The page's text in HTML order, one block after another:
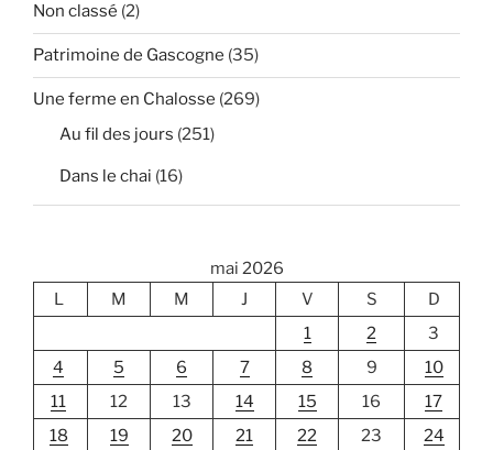
Non classé (2)
Patrimoine de Gascogne (35)
Une ferme en Chalosse (269)
Au fil des jours (251)
Dans le chai (16)
mai 2026
L
M M J V S
D
1
2
3
4
5 6 7 8 9
10
11
12 13 14 15 16
17
18
19 20 21 22 23
24